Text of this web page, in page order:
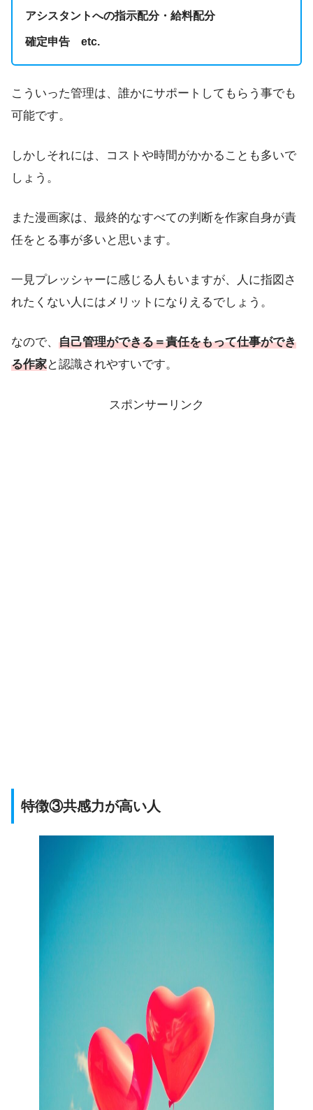
アシスタントへの指示配分・給料配分
確定申告 etc.
こういった管理は、誰かにサポートしてもらう事でも
可能です。
しかしそれには、コストや時間がかかることも多いで
しょう。
また漫画家は、最終的なすべての判断を作家自身が責
任をとる事が多いと思います。
一見プレッシャーに感じる人もいますが、人に指図さ
れたくない人にはメリットになりえるでしょう。
なので、 自己管理ができる＝責任をもって仕事ができ
る作家と認識されやすいです。
スポンサーリンク
特徴③共感力が高い人